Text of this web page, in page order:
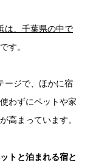
は、千葉県の中で
です。
ージで、ほかに宿
わずにペットや家
高まっています。
トと泊まれる宿と